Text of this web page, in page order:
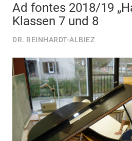
Ad fontes 2018/19
Klassen 7 und 8
DR. REINHARDT-ALBIEZ